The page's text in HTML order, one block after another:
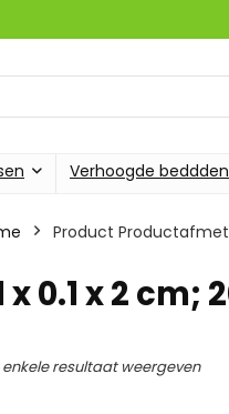
Verhoogde beddden
Product
x 0.1 x 2 cm;
enkele resultaat weergeven